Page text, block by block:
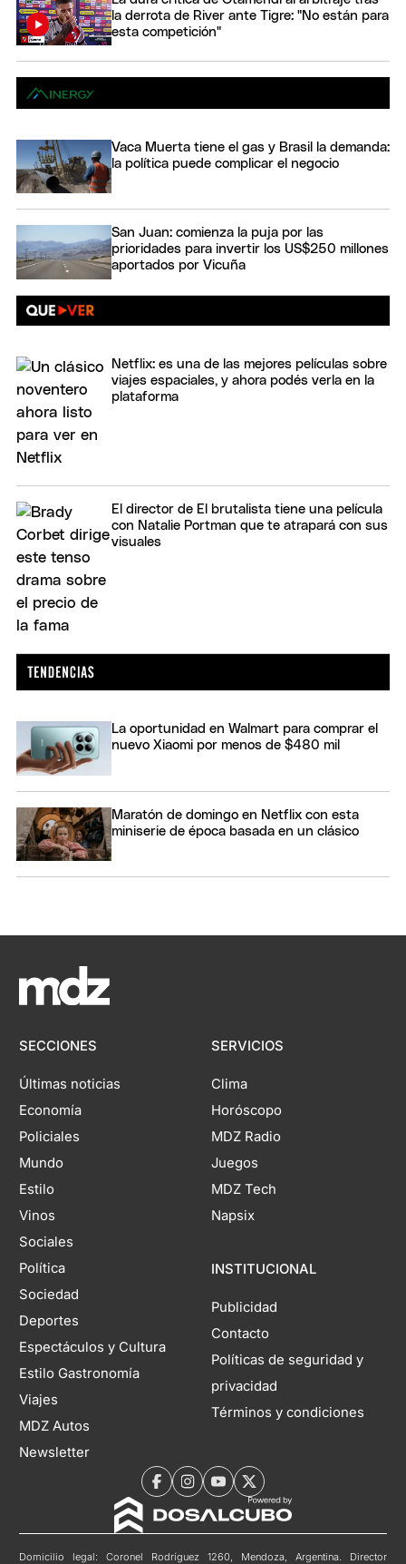
la derrota de River ante Tigre: "No están para
esta competición"
Vaca Muerta tiene el gas y Brasil la demanda:
la política puede complicar el negocio
San Juan: comienza la puja por las
prioridades para invertir los US$250 millones
aportados por Vicuña
Netflix: es una de las mejores películas sobre
viajes espaciales, y ahora podés verla en la
plataforma
El director de El brutalista tiene una película
con Natalie Portman que te atrapará con sus
visuales
La oportunidad en Walmart para comprar el
nuevo Xiaomi por menos de $480 mil
Maratón de domingo en Netflix con esta
miniserie de época basada en un clásico
SECCIONES
Últimas noticias
Economía
Policiales
Mundo
Estilo
Vinos
Sociales
Política
Sociedad
Deportes
Espectáculos y Cultura
Estilo Gastronomía
Viajes
MDZ Autos
Newsletter
SERVICIOS
Clima
Horóscopo
MDZ Radio
Juegos
MDZ Tech
Napsix
INSTITUCIONAL
Publicidad
Contacto
Políticas de seguridad y
privacidad
Términos y condiciones
Domicilio legal: Coronel Rodríguez 1260, Mendoza, Argentina. Director